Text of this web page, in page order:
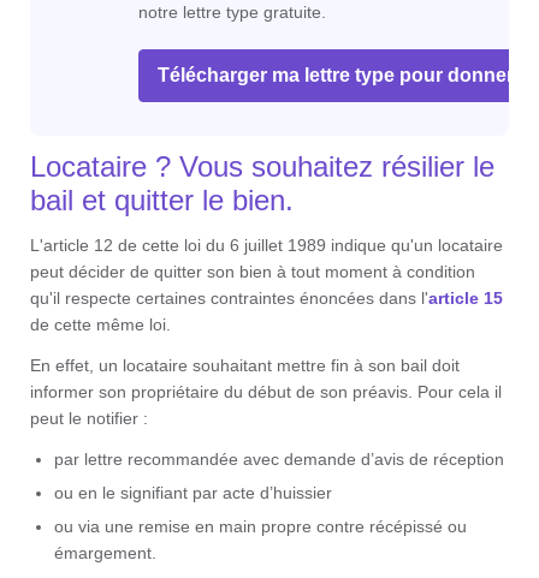
notre lettre type gratuite.
Télécharger ma lettre type pour donner
Locataire ? Vous souhaitez résilier le
bail et quitter le bien.
L'article 12 de cette loi du 6 juillet 1989 indique qu'un locataire
peut décider de quitter son bien à tout moment à condition
qu'il respecte certaines contraintes énoncées dans l'article 15
de cette même loi.
En effet, un locataire souhaitant mettre fin à son bail doit
informer son propriétaire du début de son préavis. Pour cela il
peut le notifier :
par lettre recommandée avec demande d’avis de réception
ou en le signifiant par acte d’huissier
ou via une remise en main propre contre récépissé ou
émargement.